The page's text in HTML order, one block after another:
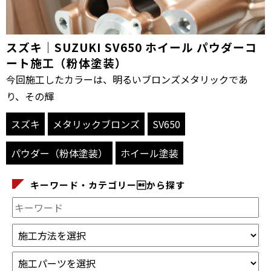
スズキ｜SUZUKI SV650 ホイール パウダーコ
ート施工（粉体塗装）
今回施工したカラーは、明るいブロンズメタリックであ
り、その輝
スズキ
メタリックブロンズ
SV650
パウダー（粉体塗装）
ホイール塗装
キーワード・カテゴリーから探す